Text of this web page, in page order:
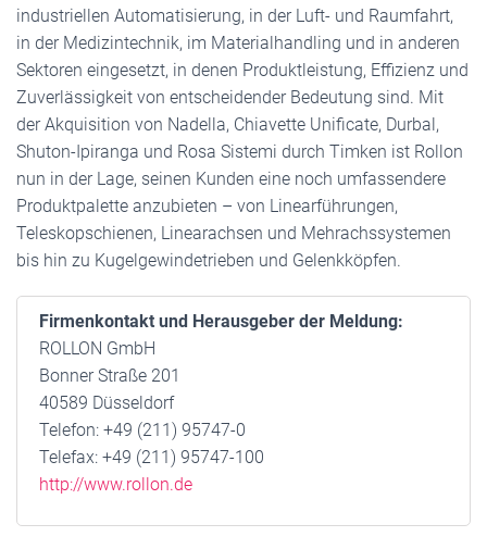
industriellen Automatisierung, in der Luft- und Raumfahrt,
in der Medizintechnik, im Materialhandling und in anderen
Sektoren eingesetzt, in denen Produktleistung, Effizienz und
Zuverlässigkeit von entscheidender Bedeutung sind. Mit
der Akquisition von Nadella, Chiavette Unificate, Durbal,
Shuton-Ipiranga und Rosa Sistemi durch Timken ist Rollon
nun in der Lage, seinen Kunden eine noch umfassendere
Produktpalette anzubieten – von Linearführungen,
Teleskopschienen, Linearachsen und Mehrachssystemen
bis hin zu Kugelgewindetrieben und Gelenkköpfen.
Firmenkontakt und Herausgeber der Meldung:
ROLLON GmbH
Bonner Straße 201
40589 Düsseldorf
Telefon: +49 (211) 95747-0
Telefax: +49 (211) 95747-100
http://www.rollon.de